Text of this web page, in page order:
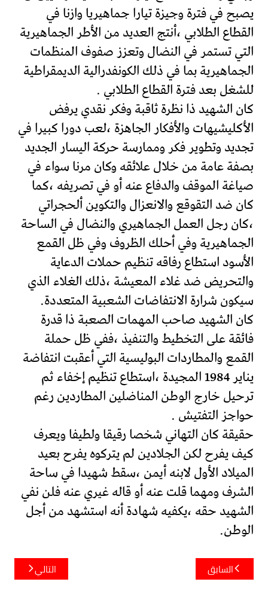
يصبح في فترة وجيزة تيارا جماهيريا وازنا في
القطاع الطلابي ،أنتج العديد من الأطر الجماهيرية
التي تستمر في النضال وتعزز صفوف المنظمات
الجماهيرية بما في ذلك الكونفدرالية الديمقراطية
للشغل بعد فترة القطاع الطلابي .
كان الشهيد ذا نظرة ثاقبة وفكر نقدي يرفض
الأكليشيهات والأفكار الجاهزة ،لعب دورا كبيرا في
تجديد وتطوير فكر وممارسة حركة اليسار الجديد
بصفة عامة من خلال علائقه وكان مرنا سواء في
صياغة الموقف والدفاع عنه أو في تصريفه ،كما
كان ضد التقوقع والانعزال والتكوين ألحجراتي
،كان رجل العمل الجماهيري والنضال في الساحة
الجماهيرية وفي أحلك الظروف وفي ظل القمع
الأسود استطاع رفاقه تنظيم حملات الدعاية
والتحريض ضد غلاء المعيشة ،ذلك الغلاء الذي
سيكون شرارة الانتفاضات الشعبية المتعددة.
كان الشهيد صاحب المهمات الصعبة ذا قدرة
فائقة على التخطيط والتنفيذ ،ففي ظل حملة
القمع والمطاردات البوليسية التي أعقبت انتفاضة
يناير 1984 المجيدة ،استطاع تنظيم إخفاء ثم
ترحيل خارج الوطن المناضلين المطاردين رغم
حواجز التفتيش .
حقيقة كان التهاني شخصا رقيقا ولطيفا ويعرف
كيف يفرح لكن الجلادين لم يتركوه يفرح بعيد
الميلاد الأول لابنه أيمن ،سقط شهيدا في ساحة
الشرف ومهما قلت عنه أو قاله غيري عنه فلن نفي
الشهيد حقه ،يكفيه شهادة أنه استشهد من أجل
الوطن.
تصفّح
المقالات
السابق التالي